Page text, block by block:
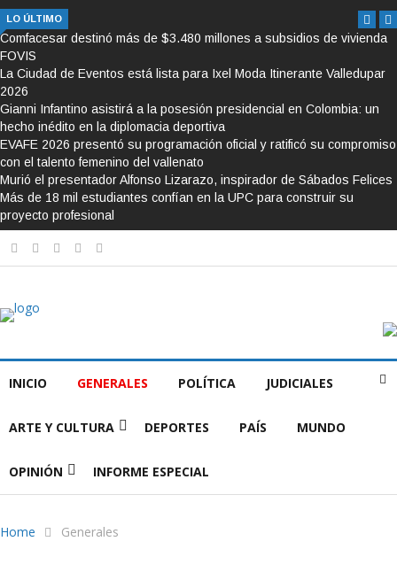
LO ÚLTIMO
Comfacesar destinó más de $3.480 millones a subsidios de vivienda
FOVIS
La Ciudad de Eventos está lista para Ixel Moda Itinerante Valledupar
2026
Gianni Infantino asistirá a la posesión presidencial en Colombia: un
hecho inédito en la diplomacia deportiva
EVAFE 2026 presentó su programación oficial y ratificó su compromiso
con el talento femenino del vallenato
Murió el presentador Alfonso Lizarazo, inspirador de Sábados Felices
Más de 18 mil estudiantes confían en la UPC para construir su
proyecto profesional
INICIO GENERALES POLÍTICA JUDICIALES
ARTE Y CULTURA DEPORTES PAÍS MUNDO
OPINIÓN INFORME ESPECIAL
Home Generales